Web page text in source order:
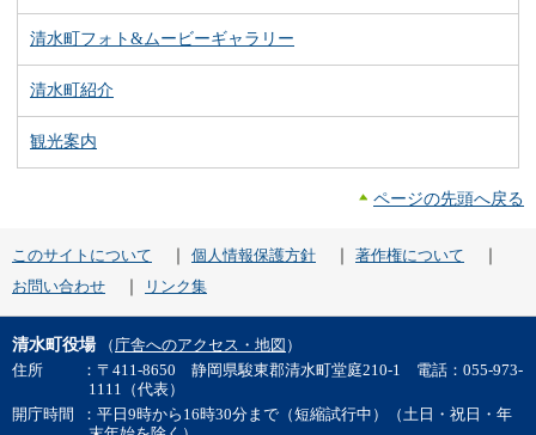
清水町フォト&ムービーギャラリー
清水町紹介
観光案内
ページの先頭へ戻る
このサイトについて｜ 個人情報保護方針｜ 著作権について｜
お問い合わせ｜ リンク集
清水町役場（庁舎へのアクセス・地図 ）
住所
：〒411-8650 静岡県駿東郡清水町堂庭210-1 電話：055-973-
1111（代表）
開庁時間
：平日9時から16時30分まで（短縮試行中）（土日・祝日・年